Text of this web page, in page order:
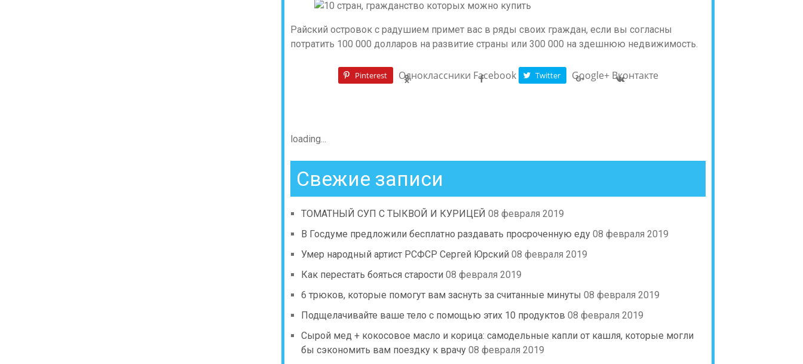
Райский островок с радушием примет вас в ряды своих граждан, если вы согласны
потратить 100 000 долларов на развитие страны или 300 000 на здешнюю недвижимость.
Pinterest Одноклассники Facebook Twitter Google+ Вконтакте
loading...
Свежие записи
ТОМАТНЫЙ СУП С ТЫКВОЙ И КУРИЦЕЙ 08 февраля 2019
В Госдуме предложили бесплатно раздавать просроченную еду 08 февраля 2019
Умер народный артист РСФСР Сергей Юрский 08 февраля 2019
Как перестать бояться старости 08 февраля 2019
6 трюков, которые помогут вам заснуть за считанные минуты 08 февраля 2019
Подщелачивайте ваше тело с помощью этих 10 продуктов 08 февраля 2019
Сырой мед + кокосовое масло и корица: самодельные капли от кашля, которые могли
бы сэкономить вам поездку к врачу 08 февраля 2019